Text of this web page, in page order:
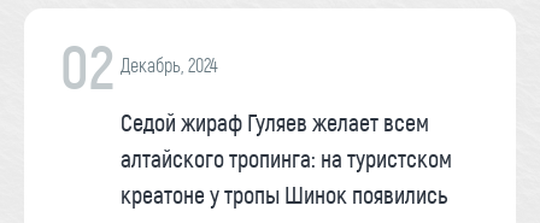
02 Декабрь, 2024
Седой жираф Гуляев желает всем
алтайского тропинга: на туристском
креатоне у тропы Шинок появились